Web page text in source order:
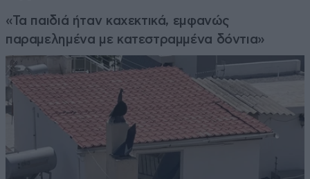
«Τα παιδιά ήταν καχεκτικά, εμφανώς
παραμελημένα με κατεστραμμένα δόντια»